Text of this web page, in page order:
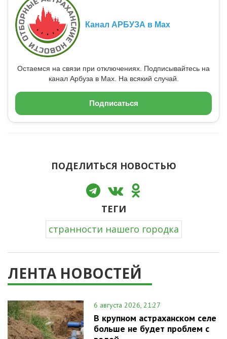
Канал АРБУЗА в Max
Остаемся на связи при отключениях. Подписывайтесь на
канал Арбуза в Max. На всякий случай.
Подписаться
ПОДЕЛИТЬСЯ НОВОСТЬЮ
ТЕГИ
странности нашего городка
ЛЕНТА НОВОСТЕЙ
6 августа 2026, 21:27
В крупном астраханском селе
больше не будет проблем с